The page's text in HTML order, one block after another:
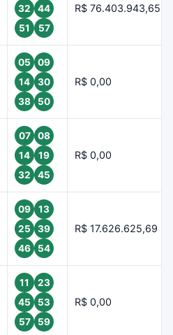
32
44
51
57
R$ 76.403.943,65
05
09
14
30
38
50
R$ 0,00
07
08
14
19
32
45
R$ 0,00
09
13
25
39
46
54
R$ 17.626.625,69
11
23
45
53
57
59
R$ 0,00